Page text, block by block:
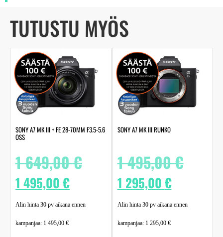
TUTUSTU MYÖS
SONY A7 MK III + FE 28-70MM F3.5-5.6
OSS
1 649,00€
1 495,00€
Alin hinta 30 pv aikana ennen
kampanjaa: 1 495,00 €
SONY A7 MK III RUNKO
1 495,00€
1 295,00€
Alin hinta 30 pv aikana ennen
kampanjaa: 1 295,00 €